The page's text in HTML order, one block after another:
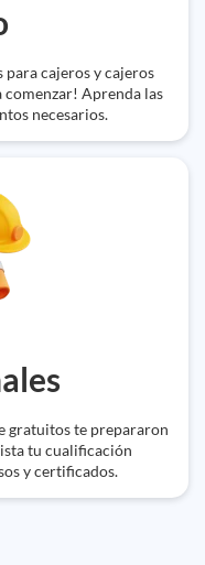
para cajeros y cajeros
Aprenda las
necesarios.
gratuitos te prepararon
tu cualificación
y certificados.